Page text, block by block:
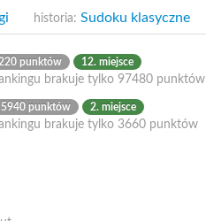
historia: Sudoku klasyczne
punktów 12. miejsce
brakuje tylko 97480 punktów
5940 punktów 2. miejsce
brakuje tylko 3660 punktów